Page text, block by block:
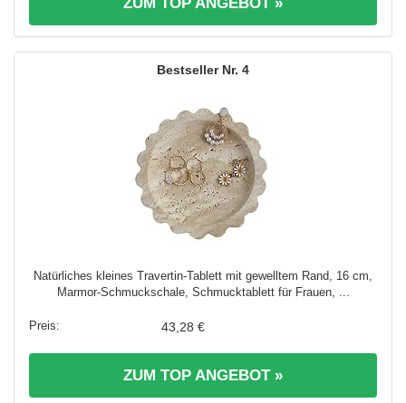
4
Natürliches kleines Travertin-Tablett mit gewelltem Rand, 16 cm,
Marmor-Schmuckschale, Schmucktablett für Frauen, ...
43,28 €
ZUM TOP ANGEBOT »